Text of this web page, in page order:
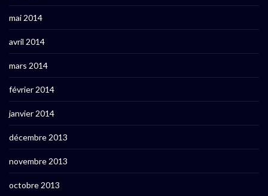
mai 2014
avril 2014
mars 2014
février 2014
janvier 2014
décembre 2013
novembre 2013
octobre 2013